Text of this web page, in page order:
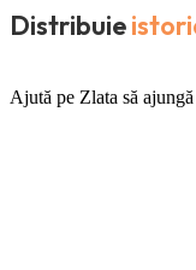
Distribuie
Ajută pe Zlata să